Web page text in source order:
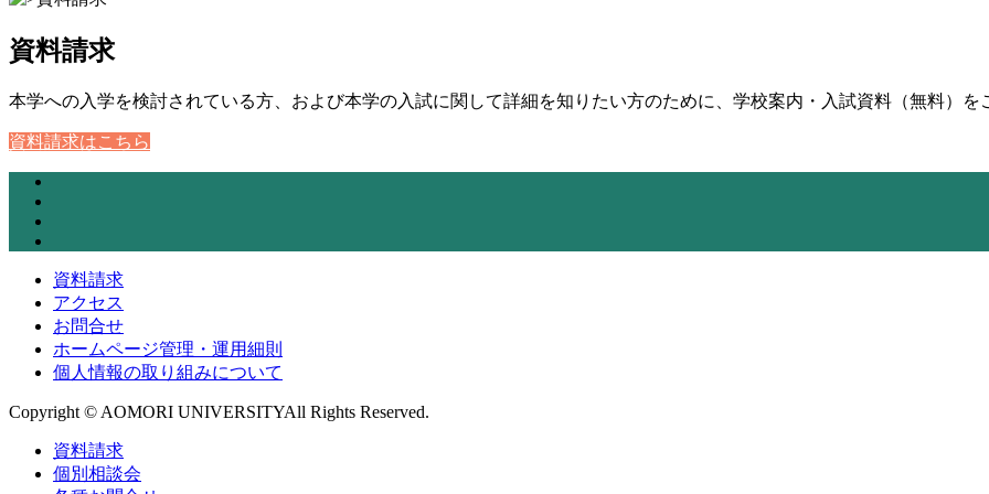
資料請求
本学への入学を検討されている方、および本学の入試に関して詳細を知りたい方のために、学校案内・入試資料（無料）を
資料請求はこちら
資料請求
アクセス
お問合せ
ホームページ管理・運用細則
個人情報の取り組みについて
Copyright © AOMORI UNIVERSITYAll Rights Reserved.
資料請求
個別相談会